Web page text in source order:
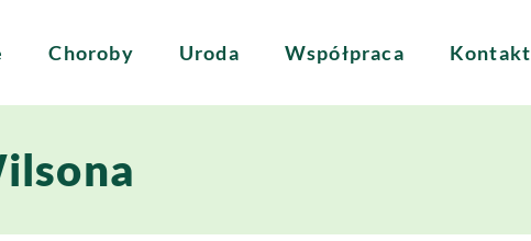
Choroby Uroda Współpraca Kontakt